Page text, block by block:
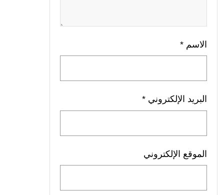
الاسم *
البريد الإلكتروني *
الموقع الإلكتروني